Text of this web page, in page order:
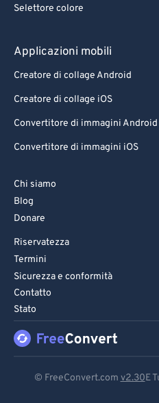
Selettore colore
Applicazioni mobili
Creatore di collage Android
Creatore di collage iOS
Convertitore di immagini Android
Convertitore di immagini iOS
Chi siamo
Blog
Donare
Riservatezza
Termini
Sicurezza e conformità
Contatto
Stato
© FreeConvert.com v2.30E